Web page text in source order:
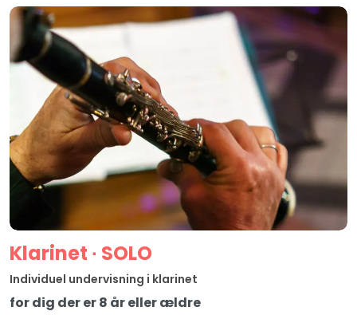
Klarinet ∙ SOLO
Individuel undervisning i klarinet
for dig der er 8 år eller ældre